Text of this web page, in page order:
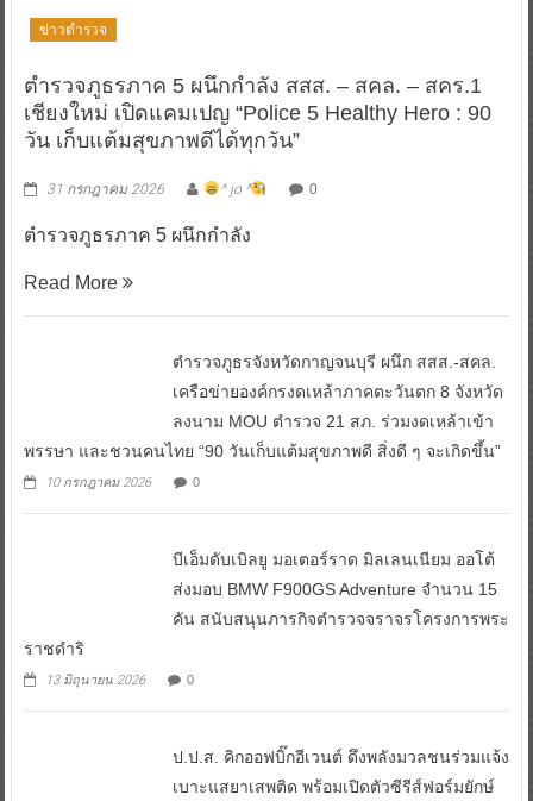
ข่าวตำรวจ
ตำรวจภูธรภาค 5 ผนึกกำลัง สสส. – สคล. – สคร.1
เชียงใหม่ เปิดแคมเปญ “Police 5 Healthy Hero : 90
วัน เก็บแต้มสุขภาพดีได้ทุกวัน”
31 กรกฎาคม 2026 ^ jo ^ 0
ตำรวจภูธรภาค 5 ผนึกกำลัง
Read More
ตำรวจภูธรจังหวัดกาญจนบุรี ผนึก สสส.-สคล.
เครือข่ายองค์กรงดเหล้าภาคตะวันตก 8 จังหวัด
ลงนาม MOU ตำรวจ 21 สภ. ร่วมงดเหล้าเข้า
พรรษา และชวนคนไทย “90 วันเก็บแต้มสุขภาพดี สิ่งดี ๆ จะเกิดขึ้น”
10 กรกฎาคม 2026 0
บีเอ็มดับเบิลยู มอเตอร์ราด มิลเลนเนียม ออโต้
ส่งมอบ BMW F900GS Adventure จำนวน 15
คัน สนับสนุนภารกิจตำรวจจราจรโครงการพระ
ราชดำริ
13 มิถุนายน 2026 0
ป.ป.ส. คิกออฟบิ๊กอีเวนต์ ดึงพลังมวลชนร่วมแจ้ง
เบาะแสยาเสพติด พร้อมเปิดตัวซีรีส์ฟอร์มยักษ์